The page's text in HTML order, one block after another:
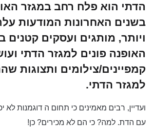
הדתי הוא פלח רחב במגזר
בשנים האחרונות המודעות
ויותר, מותגים ועסקים קטנים
האופנה פונים למגזר הדתי
קמפיינים/צילומים ותצוגות
למגזר הדתי.
ועדיין, רבים מאמינים כי תחום ה דוגמנות לא
עם הדת. למה? כי הם לא מכירים? כן!